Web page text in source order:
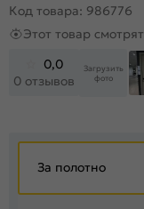
Код товара: 986776
Этот товар смотрят
0,0
0 отзывов
Загрузить
фото
За полотно